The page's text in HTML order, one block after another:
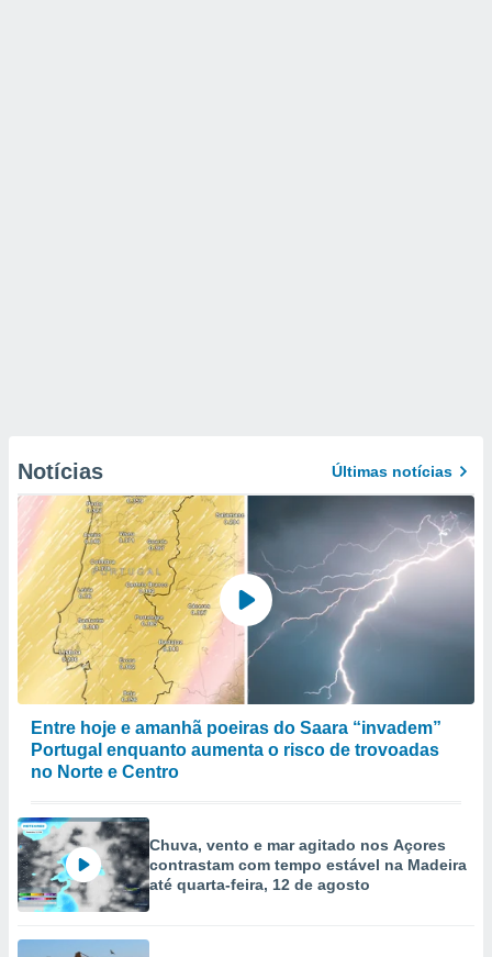
Notícias Últimas notícias
Entre hoje e amanhã poeiras do Saara “invadem”
Portugal enquanto aumenta o risco de trovoadas
no Norte e Centro
Chuva, vento e mar agitado nos Açores
contrastam com tempo estável na Madeira
até quarta-feira, 12 de agosto